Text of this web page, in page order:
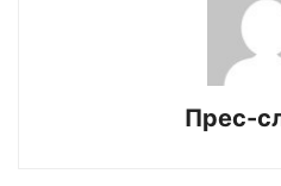
Прес-